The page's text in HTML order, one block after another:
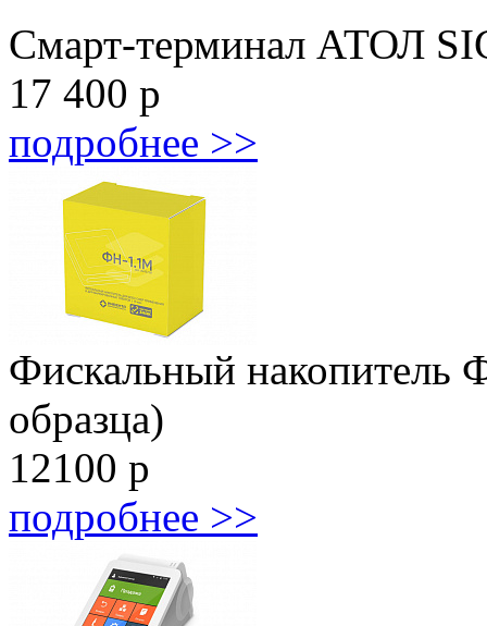
Смарт-терминал АТОЛ
17 400 р
подробнее >>
Фискальный накопитель
образца)
12100 р
подробнее >>